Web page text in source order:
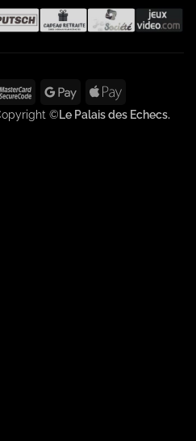
MasterCard
2
Google
Pay
Apple
Pay
©Le Palais des Echecs.